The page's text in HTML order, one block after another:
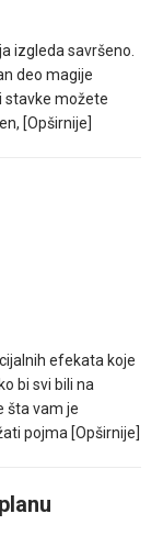
izgleda savršeno.
deo magije
stavke možete
[Opširnije]
efekata koje
bi svi bili na
šta vam je
pojma [Opširnije]